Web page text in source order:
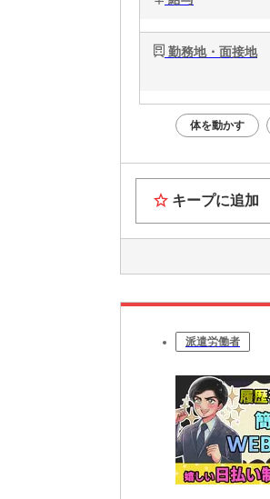
勤務地・面接地
体を動かす
キープに追加
派遣労働者